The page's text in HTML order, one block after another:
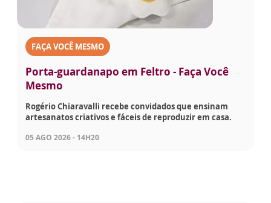
FAÇA VOCÊ MESMO
Porta-guardanapo em Feltro - Faça Você
Mesmo
Rogério Chiaravalli recebe convidados que ensinam
artesanatos criativos e fáceis de reproduzir em casa.
05 AGO 2026 - 14H20